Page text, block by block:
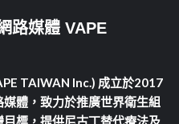
路媒體 VAPE
TAIWAN Inc.) 成立於2017
體，致力於推廣世界衛生組
標，提供尼古丁替代療法及